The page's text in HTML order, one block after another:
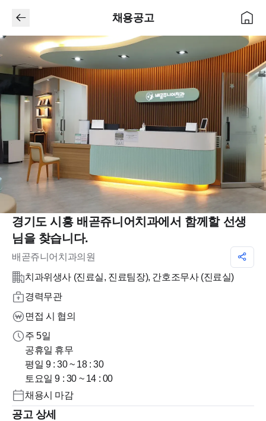
채용공고
경기도 시흥 배곧쥬니어치과에서 함께할 선생
님을 찾습니다.
배곧쥬니어치과의원
치과위생사 (진료실, 진료팀장), 간호조무사 (진료실)
경력무관
면접 시 협의
주 5일
공휴일 휴무
평일 9 : 30 ~ 18 : 30
토요일 9 : 30 ~ 14 : 00
채용시 마감
공고 상세